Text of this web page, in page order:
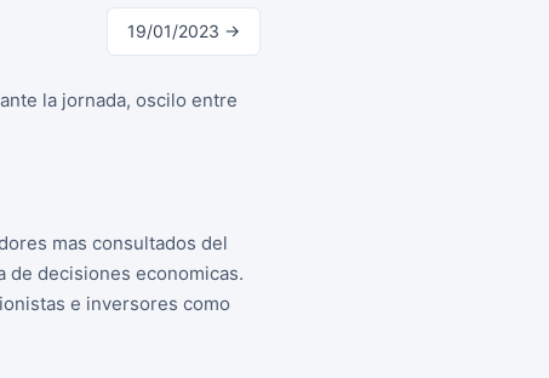
19/01/2023 →
la jornada, oscilo entre
mas consultados del
de decisiones economicas.
e inversores como